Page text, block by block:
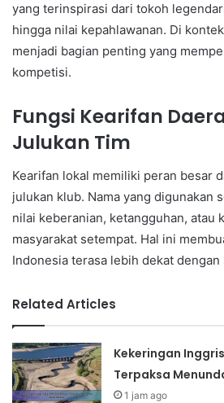
yang terinspirasi dari tokoh
hingga nilai kepahlawanan. Di
menjadi bagian penting yang
kompetisi.
Fungsi Kearifan
Julukan Tim
Kearifan lokal memiliki peran besar
julukan klub. Nama yang digunakan
nilai keberanian, ketangguhan, atau
masyarakat setempat. Hal ini
Indonesia terasa lebih dekat
Related Articles
Kekeringan
Terpaksa
1 jam ago